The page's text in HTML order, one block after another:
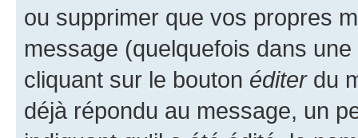
ou supprimer que vos propres
message (quelquefois dans
cliquant sur le bouton éditerdu
déjà répondu au message, un